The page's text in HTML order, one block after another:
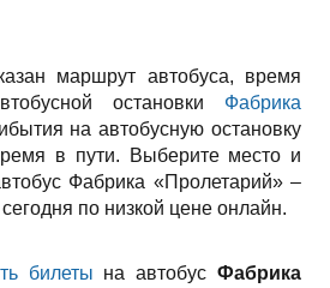
маршрут автобуса, время
остановки Фабрика
на автобусную остановку
в пути. Выберите место и
Фабрика «Пролетарий» –
по низкой цене онлайн.
билеты на автобусФабрика